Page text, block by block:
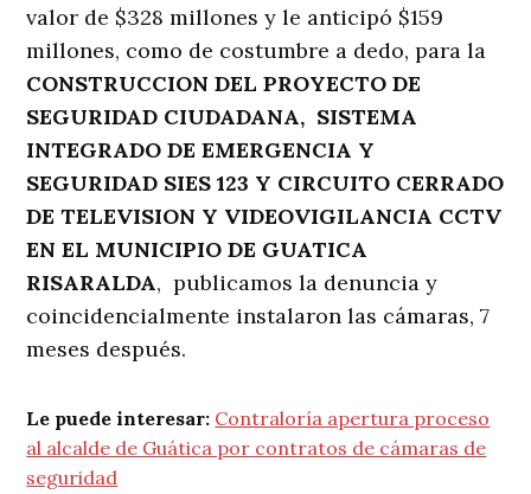
valor de $328 millones y le anticipó $159
millones, como de costumbre a dedo, para la
CONSTRUCCION DEL PROYECTO DE
SEGURIDAD CIUDADANA, SISTEMA
INTEGRADO DE EMERGENCIA Y
SEGURIDAD SIES 123 Y CIRCUITO CERRADO
DE TELEVISION Y VIDEOVIGILANCIA CCTV
EN EL MUNICIPIO DE GUATICA
RISARALDA, publicamos la denuncia y
coincidencialmente instalaron las cámaras, 7
meses después.
Le puede interesar: Contraloría apertura proceso
al alcalde de Guática por contratos de cámaras de
seguridad